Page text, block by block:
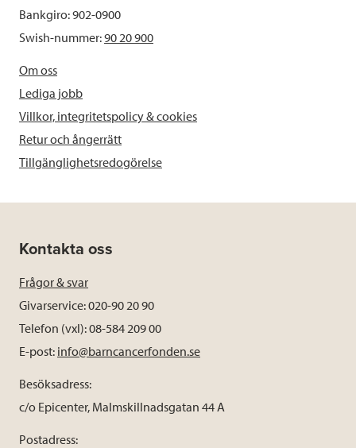
Bankgiro: 902-0900
Swish-nummer:90 20 900
Om oss
Lediga jobb
Villkor, integritetspolicy & cookies
Retur och ångerrätt
Tillgänglighetsredogörelse
Kontakta oss
Frågor & svar
Givarservice: 020-90 20 90
Telefon (vxl): 08-584 209 00
E-post: info@barncancerfonden.se
Besöksadress:
c/o Epicenter, Malmskillnadsgatan 44 A
Postadress: